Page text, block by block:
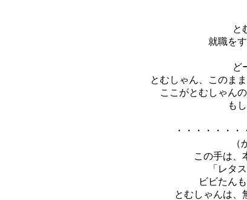
と
就職を
ど
とむしゃん、このま
ここがとむしゃん
も
・・・・・・
（
この手は、
「レタ
ビビたん
とむしゃんは、